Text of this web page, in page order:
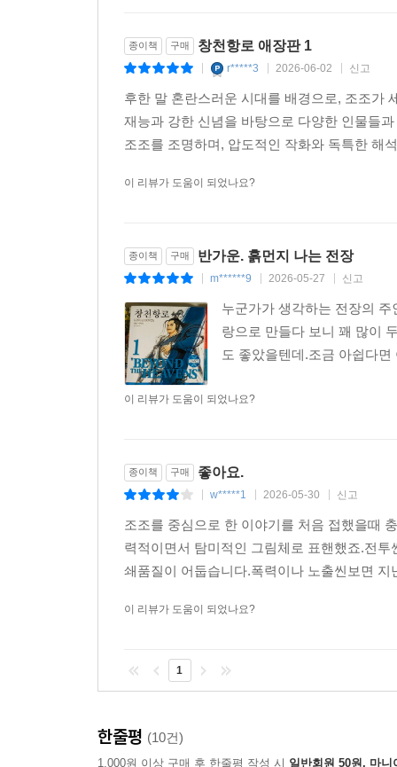
종이책 구매 창천항로 애장판 1
r*****3 2026-06-02 신고
후한 말 혼란스러운 시대를 배경으로, 조조가
재능과 강한 신념을 바탕으로 다양한 인물들
조조를 조명하며, 압도적인 작화와 독특한 해
이 리뷰가 도움이 되었나요?
종이책 구매 반가운. 흙먼지 나는 전장
m******9 2026-05-27 신고
누군가가 생각하는 전장의
랑으로 만들다 보니 꽤 많이
도 좋았을텐데.조금 아쉽다
이 리뷰가 도움이 되었나요?
종이책 구매 좋아요.
w*****1 2026-05-30 신고
조조를 중심으로 한 이야기를 처음 접했을때
력적이면서 탐미적인 그림체로 표핸했죠.전
쇄품질이 어둡습니다.폭력이나 노출씬보면
이 리뷰가 도움이 되었나요?
1
한줄평 (10건)
1,000원 이상 구매 후 한줄평 작성 시 일반회원 50원, 마니